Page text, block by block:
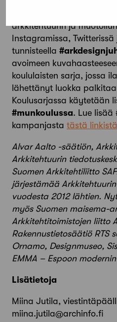
arkkitehtuurin ja
Instagramissa,
tunnisteella
avoimeen
koululaisten sarja, jossa
lähettänyt luokka
Koulusarjassa käytetään
#munkoulussa. Lue lisää
kampanjasta tästä linkistä
Alvar Aalto -säätiön,
Arkkitehtuurin
Suomen Arkkitehtiliitto
järjestämää
vuodesta 2012 lähtien.
myös Suomen maisema-
Arkkitehtitoimistojen liitto
Rakennustietosäätiö RTS
Ornamo, Designmuseo,
EMMA – Espoon
Lisätietoja
Miina Jutila,
miina.jutila@archinfo.fi